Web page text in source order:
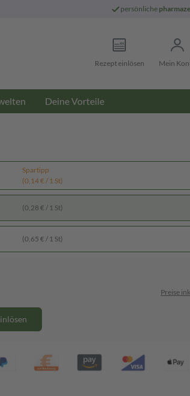
persönliche
Rezept einlösen Mein
Deine Vorteile
Spartipp
(0,14 € / 1 St)
(0,28 € / 1 St)
(0,65 € / 1 St)
Preise